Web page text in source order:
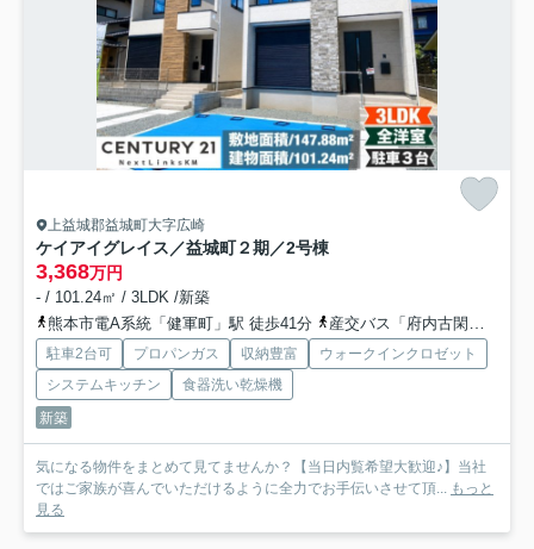
上益城郡益城町大字広崎
ケイアイグレイス／益城町２期／2号棟
3,368万円
- / 101.24㎡ / 3LDK /新築
熊本市電A系統「健軍町」駅 徒歩41分
産交バス「府内古閑」バス停下車 徒歩11分
駐車2台可 プロパンガス 収納豊富
ウォークインクロゼット
システムキッチン
食器洗い乾燥機
新築
気になる物件をまとめて見てませんか？【当日内覧希望大歓迎♪】当社
ではご家族が喜んでいただけるように全力でお手伝いさせて頂... もっと
見る